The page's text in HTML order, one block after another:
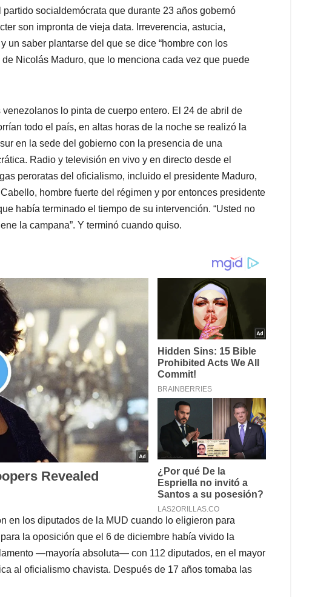
socialdemócrata que durante 23 años gobernó
son impronta de vieja data. Irreverencia, astucia,
un saber plantarse del que se dice “hombre con los
Nicolás Maduro, que lo menciona cada vez que puede
lo pinta de cuerpo entero. El 24 de abril de
todo el país, en altas horas de la noche se realizó la
en la sede del gobierno con la presencia de una
Radio y televisión en vivo y en directo desde el
peroratas del oficialismo, incluido el presidente Maduro,
hombre fuerte del régimen y por entonces presidente
había terminado el tiempo de su intervención. “Usted no
la campana”. Y terminó cuando quiso.
en los diputados de la MUD cuando lo eligieron para
la oposición que el 6 de diciembre había vivido la
—mayoría absoluta— con 112 diputados, en el mayor
al oficialismo chavista. Después de 17 años tomaba las